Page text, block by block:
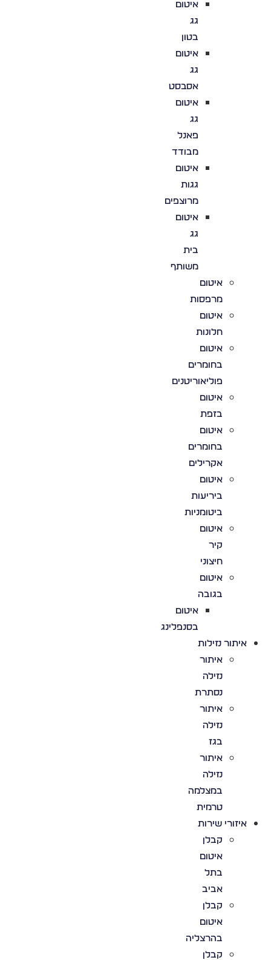
איטום
גג
בטון
איטום
גג
אסבסט
איטום
גג
פאנל
מבודד
איטום
גגות
מרוצפים
איטום
גג
בית
משותף
איטום
מרפסות
איטום
חלונות
איטום
בחומרים
פוליאוריטנים
איטום
בזפת
איטום
בחומרים
אקרילים
איטום
ביריעות
ביטומניות
איטום
קיר
חיצוני
איטום
בגובה
איטום
בסנפלינג
איתור נזילות
איתור
נזילה
נסתרת
איתור
נזילה
בגז
איתור
נזילה
במצלמה
טרמית
איזורי שירות
קבלן
איטום
בתל
אביב
קבלן
איטום
בהרצליה
קבלן